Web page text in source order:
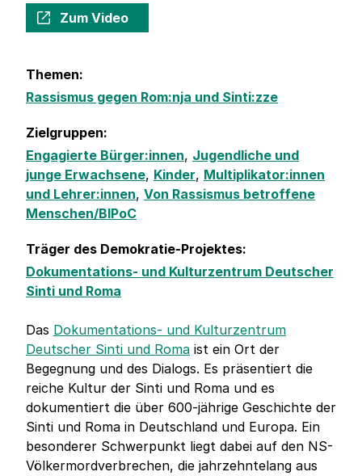
Zum Video
Themen:
Rassismus gegen Rom:nja und Sinti:zze
Zielgruppen:
Engagierte Bürger:innen, Jugendliche und
junge Erwachsene, Kinder, Multiplikator:innen
und Lehrer:innen, Von Rassismus betroffene
Menschen/BIPoC
Träger des Demokratie-Projektes:
Dokumentations- und Kulturzentrum Deutscher
Sinti und Roma
Das Dokumentations- und Kulturzentrum
Deutscher Sinti und Roma ist ein Ort der
Begegnung und des Dialogs. Es präsentiert die
reiche Kultur der Sinti und Roma und es
dokumentiert die über 600-jährige Geschichte der
Sinti und Roma in Deutschland und Europa. Ein
besonderer Schwerpunkt liegt dabei auf den NS-
Völkermordverbrechen, die jahrzehntelang aus